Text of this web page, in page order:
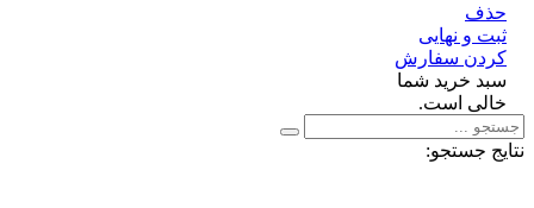
و نهایی
سفارش
خرید شما
است.
جستجو: